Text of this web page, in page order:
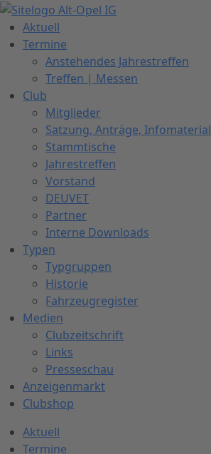
Zum
Inhalt
springen
Aktuell
Termine
Anstehendes Jahrestreffen
Treffen | Messen
Club
Mitglieder
Satzung, Anträge, Infomaterial
Stammtische
Jahrestreffen
Vorstand
DEUVET
Partner
Interne Downloads
Typen
Typgruppen
Historie
Fahrzeugregister
Medien
Clubzeitschrift
Links
Presseschau
Anzeigenmarkt
Clubshop
Aktuell
Termine